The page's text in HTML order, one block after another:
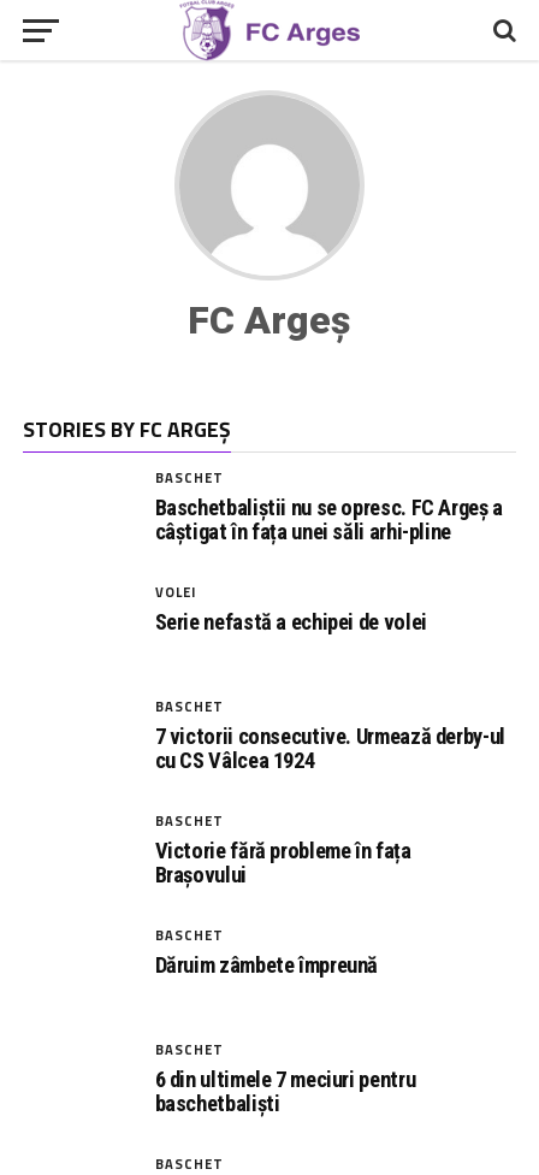
FC Argeș
STORIES BY FC ARGEȘ
BASCHET
Baschetbaliștii nu se opresc. FC Argeș a
câștigat în fața unei săli arhi-pline
VOLEI
Serie nefastă a echipei de volei
BASCHET
7 victorii consecutive. Urmează derby-ul
cu CS Vâlcea 1924
BASCHET
Victorie fără probleme în fața
Brașovului
BASCHET
Dăruim zâmbete împreună
BASCHET
6 din ultimele 7 meciuri pentru
baschetbaliști
BASCHET